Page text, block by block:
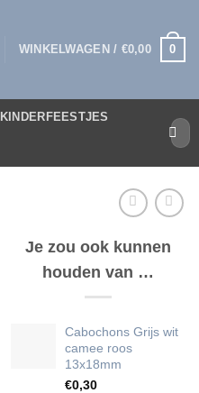
WINKELWAGEN / €0,00 0
KINDERFEESTJES
naar:
Je zou ook kunnen
houden van …
Cabochons Grijs wit
camee roos
13x18mm
€0,30